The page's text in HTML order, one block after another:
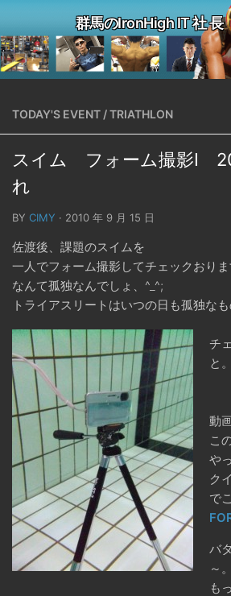
群馬のIronHigh IT 社
TODAY'S EVENT /TRIATHLON
スイム フォーム撮影Ⅰ
れ
BY CIMY · 2010 年 9 月 15 日
佐渡後、課題のスイムを
一人でフォーム撮影してチェックおりま
なんて孤独なんでしょ、^_^;
トライアスリートはいつの日も孤独なも
チ
と
動
こ
や
ク
で
バ
～。
も